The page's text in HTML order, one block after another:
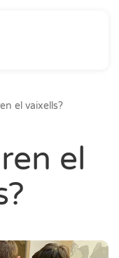
el vaixells?
el